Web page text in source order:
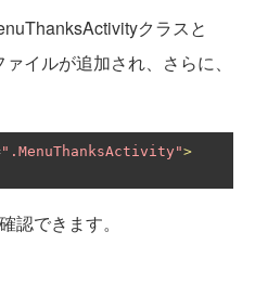
クラスと
イルが追加され、さらに、
".MenuThanksActivity">
認できます。